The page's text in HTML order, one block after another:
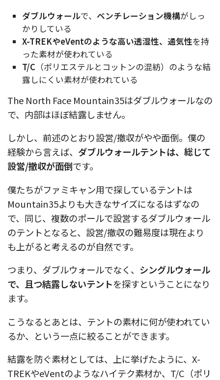
ダブルウォールで、 ベンチレーション機構がしっ
かりしている
X-TREKやeVentのような高い透湿性、通気性を持
った素材が使われている
T/C （ポリエステルとコットンの混紡）のような結
露しにくい素材が使われている
The North Face Mountain35はダブルウォールなの
で、内部はほぼ結露しません。
しかし、前述のとおり設営/撤収がやや面倒。僕の
経験から言えば、 ダブルウォールテントは、総じて
設営/撤収が面倒です。
僕たちがファミキャン用で探しているテントは
Mountain35よりも大きなサイズになるはずなの
で、同じ、複数のポールで設営するダブルウォール
のテントとなると、設営/撤収の難易度は現在より
も上がると考えるのが自然です。
つまり、ダブルウォールでなく、 シングルウォール
で、且つ結露しないテントを探すということになり
ます。
こうなるとあとは、テントの素材に何が使われてい
るか、という一点に絞ることができます。
結露を防ぐ素材としては、上に挙げたように、X-
TREKやeVentのようなハイテク素材か、T/C（ポリ